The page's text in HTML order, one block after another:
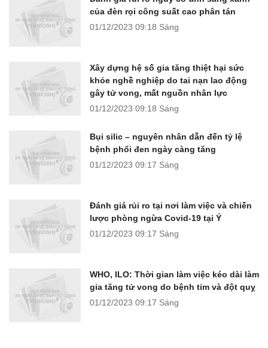
của đèn rọi công suất cao phân tán
01/12/2023 09:18 Sáng
Xây dựng hệ số gia tăng thiệt hại sức
khỏe nghề nghiệp do tai nạn lao động
gây tử vong, mất nguồn nhân lực
01/12/2023 09:18 Sáng
Bụi silic – nguyên nhân dẫn đến tỷ lệ
bệnh phổi đen ngày càng tăng
01/12/2023 09:17 Sáng
Đánh giá rủi ro tại nơi làm việc và chiến
lược phòng ngừa Covid-19 tại Ý
01/12/2023 09:17 Sáng
WHO, ILO: Thời gian làm việc kéo dài làm
gia tăng tử vong do bệnh tim và đột quỵ
01/12/2023 09:17 Sáng